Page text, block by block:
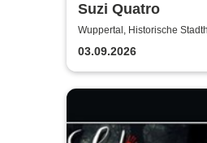
Suzi Quatro
Wuppertal, Historische
03.09.2026